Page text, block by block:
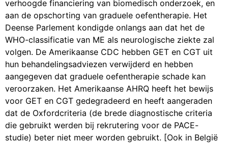
verhoogde financiering van biomedisch onderzoek, en
aan de opschorting van graduele oefentherapie. Het
Deense Parlement kondigde onlangs aan dat het de
WHO-classificatie van ME als neurologische ziekte zal
volgen. De Amerikaanse CDC hebben GET en CGT uit
hun behandelingsadviezen verwijderd en hebben
aangegeven dat graduele oefentherapie schade kan
veroorzaken. Het Amerikaanse AHRQ heeft het bewijs
voor GET en CGT gedegradeerd en heeft aangeraden
dat de Oxfordcriteria (de brede diagnostische criteria
die gebruikt werden bij rekrutering voor de PACE-
studie) beter niet meer worden gebruikt. [Ook in België